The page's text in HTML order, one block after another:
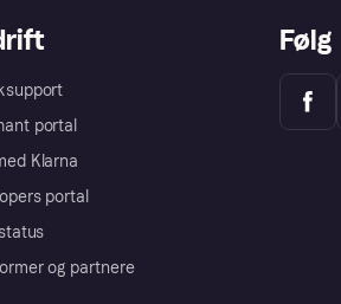
portal
Klarna
portal
og partnere
Følg